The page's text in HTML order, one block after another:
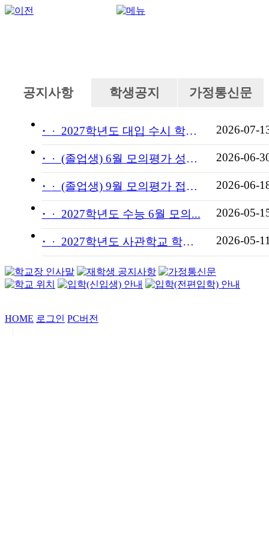
공지사항 학생공지 가정통신문
· 2027학년도 대입 수시 학교... 2026-07-
· (졸업생) 6월 모의평가 성적... 2026-06-
· (졸업생) 9월 모의평가 접수... 2026-06-
· 2027학년도 수능 6월 모의... 2026-05-
· 2027학년도 사관학교 학교장... 2026-05-
HOME 로그인 PC버전